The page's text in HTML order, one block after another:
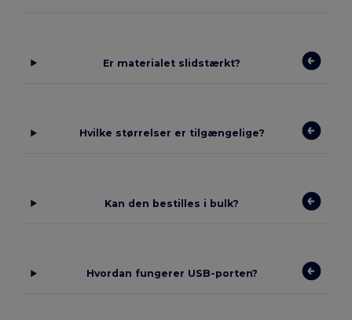
Er materialet slidstærkt?
Hvilke størrelser er tilgængelige?
Kan den bestilles i bulk?
Hvordan fungerer USB-porten?